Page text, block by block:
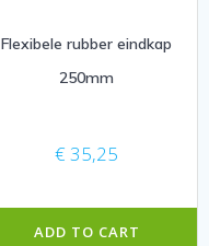
Flexibele rubber eindkap
250mm
€ 35,25
ADD TO CART